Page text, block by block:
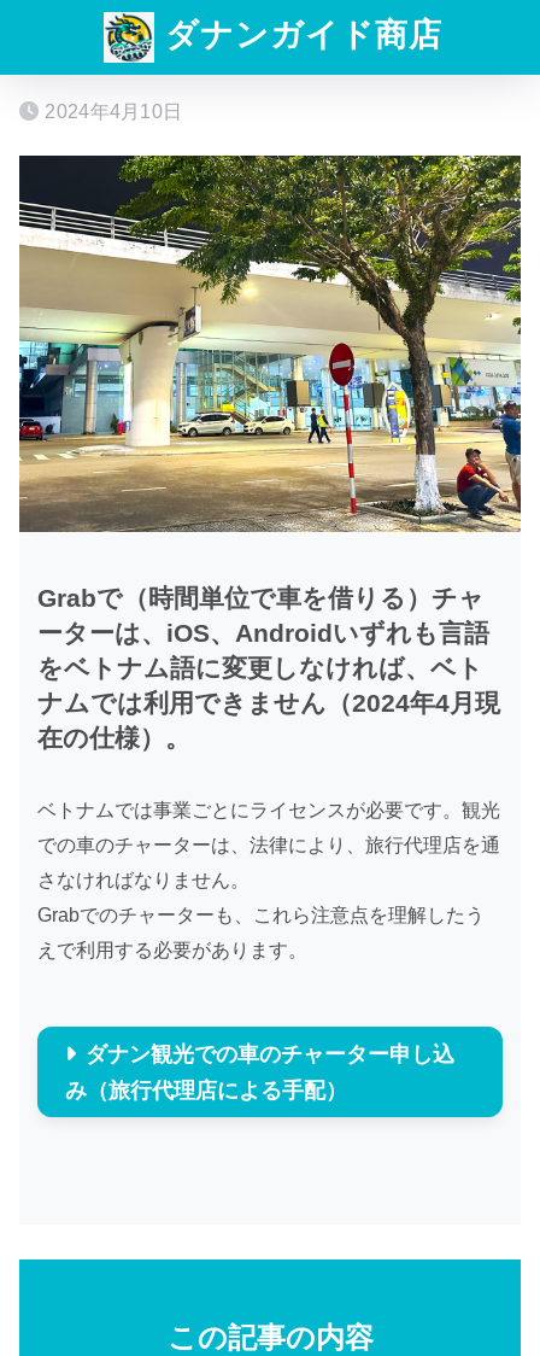
ダナンガイド商店
2024年4月10日
Grabで（時間単位で車を借りる）チャ
ーターは、iOS、Androidいずれも言語
をベトナム語に変更しなければ、ベト
ナムでは利用できません（2024年4月現
在の仕様）。
ベトナムでは事業ごとにライセンスが必要です。観光
での車のチャーターは、法律により、旅行代理店を通
さなければなりません。
Grabでのチャーターも、これら注意点を理解したう
えで利用する必要があります。
ダナン観光での車のチャーター申し込
み（旅行代理店による手配）
この記事の内容